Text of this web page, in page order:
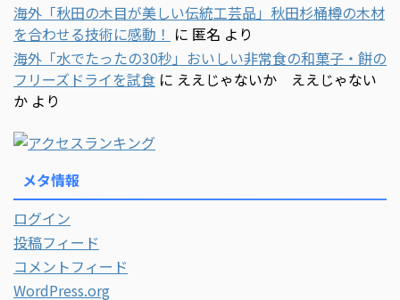
海外「秋田の木目が美しい伝統工芸品」秋田杉桶樽の木材
を合わせる技術に感動！ に 匿名 より
海外「水でたったの30秒」おいしい非常食の和菓子・餅の
フリーズドライを試食 に ええじゃないか ええじゃない
か より
メタ情報
ログイン
投稿フィード
コメントフィード
WordPress.org